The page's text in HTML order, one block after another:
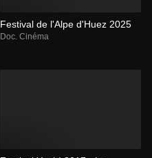
Festival de l'Alpe d'Huez 2025
Doc. Cinéma